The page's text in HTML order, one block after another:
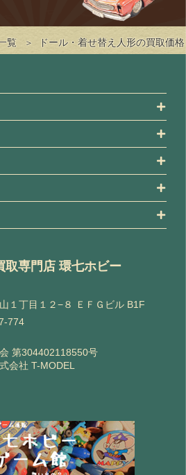
覧 ドール・着せ替え人形の買取価格
取専門店 環七ホビー
１丁目１２−８ ＥＦＧビル B1F
774
第304402118550号
会社 T-MODEL